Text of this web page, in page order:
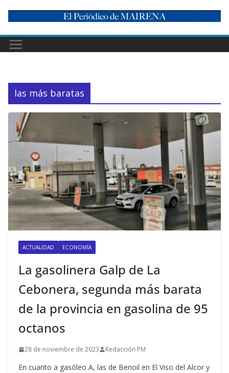
content
las más baratas
ACTUALIDAD ECONOMÍA
La gasolinera Galp de La
Cebonera, segunda más barata
de la provincia en gasolina de 95
octanos
28 de noviembre de 2023 Redacción PM
En cuanto a gasóleo A, las de Benoil en El Viso del Alcor y